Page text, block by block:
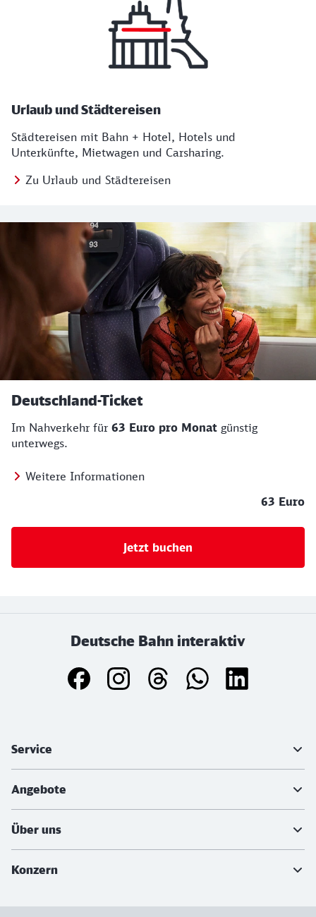
Urlaub und Städtereisen
Städtereisen mit Bahn + Hotel, Hotels und
Unterkünfte, Mietwagen und Carsharing.
Zu Urlaub und Städtereisen
Regionales Angebot
Deutschland-Ticket
Im Nahverkehr für 63 Euro pro Monat günstig
unterwegs.
Weitere Informationen
63 Euro
Jetzt buchen
Deutsche Bahn interaktiv
Service
Angebote
Über uns
Konzern